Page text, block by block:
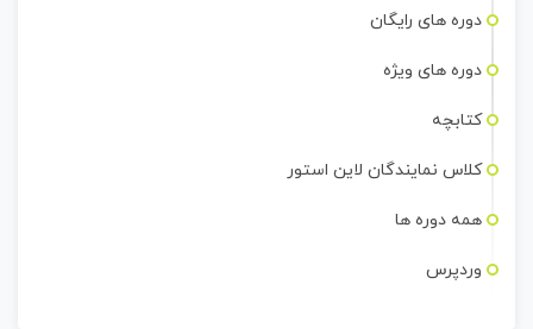
دوره های رایگان
دوره های ویژه
کتابچه
کلاس نمایندگان لاین استور
همه دوره ها
وردپرس